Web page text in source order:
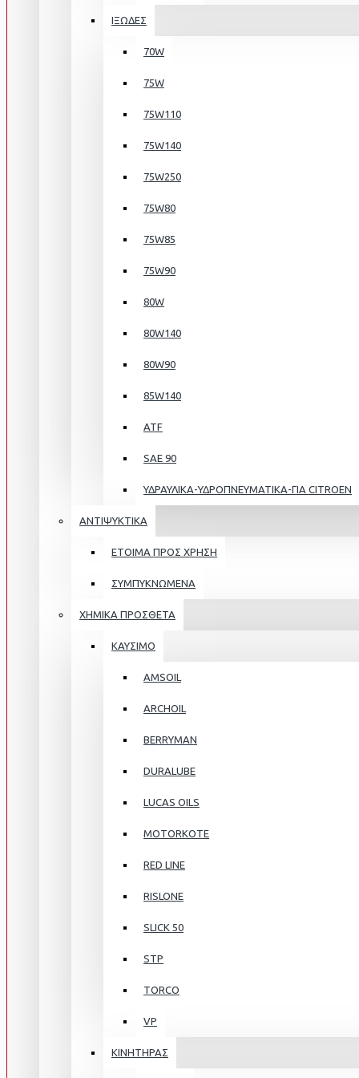
ΙΞΩΔΕΣ
70W
75W
75W110
75W140
75W250
75W80
75W85
75W90
80W
80W140
80W90
85W140
ATF
SAE 90
ΥΔΡΑΥΛΙΚΑ-ΥΔΡΟΠΝΕΥΜΑΤΙΚΑ-ΓΙΑ CITROEN
ΑΝΤΙΨΥΚΤΙΚΑ
ΕΤΟΙΜΑ ΠΡΟΣ ΧΡΗΣΗ
ΣΥΜΠΥΚΝΩΜΕΝΑ
ΧΗΜΙΚΑ ΠΡΟΣΘΕΤΑ
ΚΑΥΣΙΜΟ
AMSOIL
ARCHOIL
BERRYMAN
DURALUBE
LUCAS OILS
MOTORKOTE
RED LINE
RISLONE
SLICK 50
STP
TORCO
VP
ΚΙΝΗΤΗΡΑΣ